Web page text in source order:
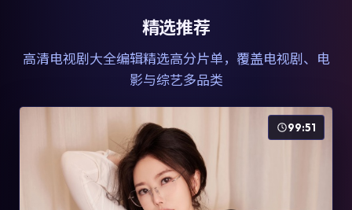
精选推荐
高清电视剧大全编辑精选高分片单，覆盖电视剧、电
影与综艺多品类
99:51